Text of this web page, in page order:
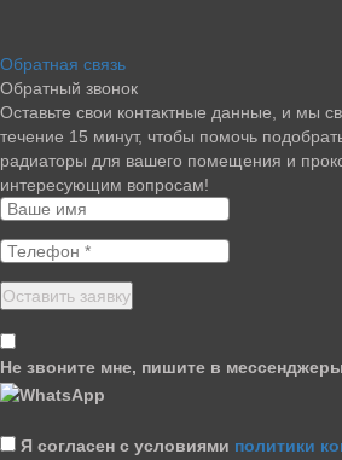
Обратная связь
Обратный звонок
Оставьте свои контактные данные, и мы
течение 15 минут, чтобы помочь
радиаторы для вашего помещения и
интересующим вопросам!
Не звоните мне, пишите в мессенджеры
Я согласен с условиями политики